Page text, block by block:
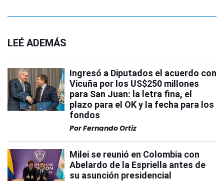
LEÉ ADEMÁS
Ingresó a Diputados el acuerdo con
Vicuña por los US$250 millones
para San Juan: la letra fina, el
plazo para el OK y la fecha para los
fondos
PorFernando Ortiz
Milei se reunió en Colombia con
Abelardo de la Espriella antes de
su asunción presidencial